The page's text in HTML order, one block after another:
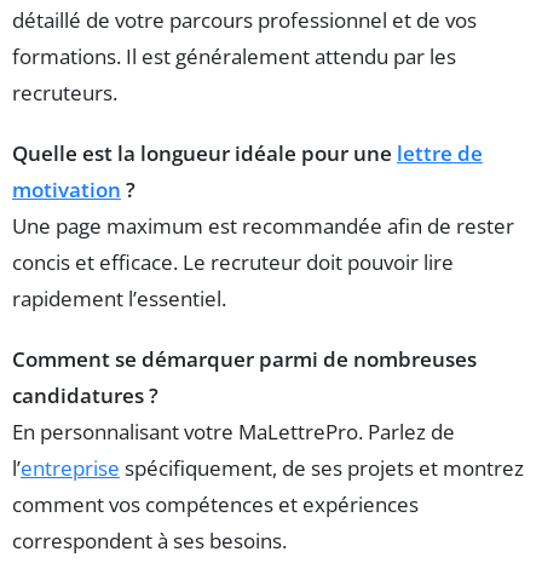
détaillé de votre parcours professionnel et de vos
formations. Il est généralement attendu par les
recruteurs.
Quelle est la longueur idéale pour une lettre de
motivation ?
Une page maximum est recommandée afin de rester
concis et efficace. Le recruteur doit pouvoir lire
rapidement l’essentiel.
Comment se démarquer parmi de nombreuses
candidatures ?
En personnalisant votre MaLettrePro. Parlez de
l’entreprise spécifiquement, de ses projets et montrez
comment vos compétences et expériences
correspondent à ses besoins.